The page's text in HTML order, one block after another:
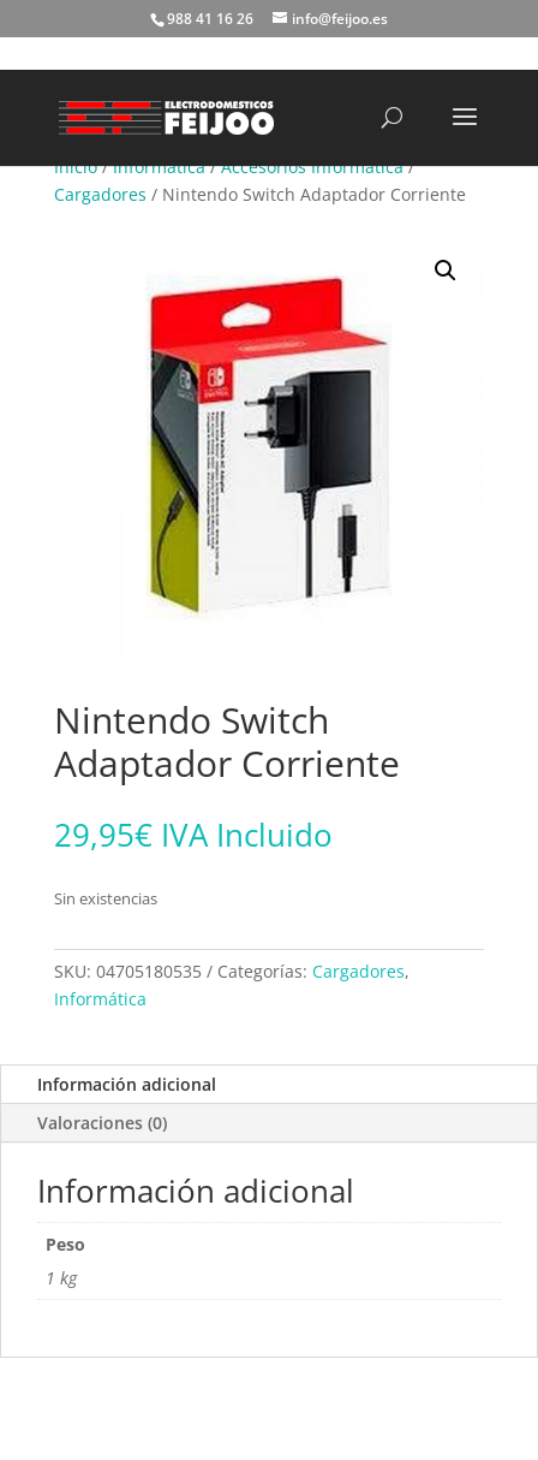
988 41 16 26 info@feijoo.es
Inicio/Informática/Accesorios Informática/
Cargadores / Nintendo Switch Adaptador Corriente
Nintendo Switch
Adaptador Corriente
29,95€ IVA Incluido
Sin existencias
SKU: 04705180535 Categorías: Cargadores,
Informática
Información adicional
Valoraciones (0)
Información adicional
Peso
1 kg